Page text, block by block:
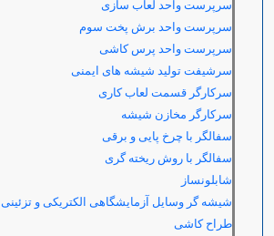
سرپرست واحد لعاب سازی
سرپرست واحد برش پخت سوم
سرپرست واحد پرس کاشی
سرشیفت تولید شیشه های ایمنی
سرکارگر قسمت لعاب کاری
سرکارگر مخازن شیشه
سفالگر با چرخ پایی و برقی
سفالگر با روش ریخته گری
شابلونساز
شیشه گر وسایل آزمایشگاهی الکتریکی و تزئینی
طراح کاشی